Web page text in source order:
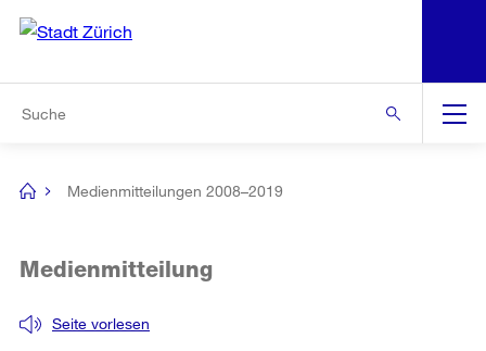
Navigation
[no
Medienmitteilungen 2008–2019
Seite vorlesen
Medienmitteilung